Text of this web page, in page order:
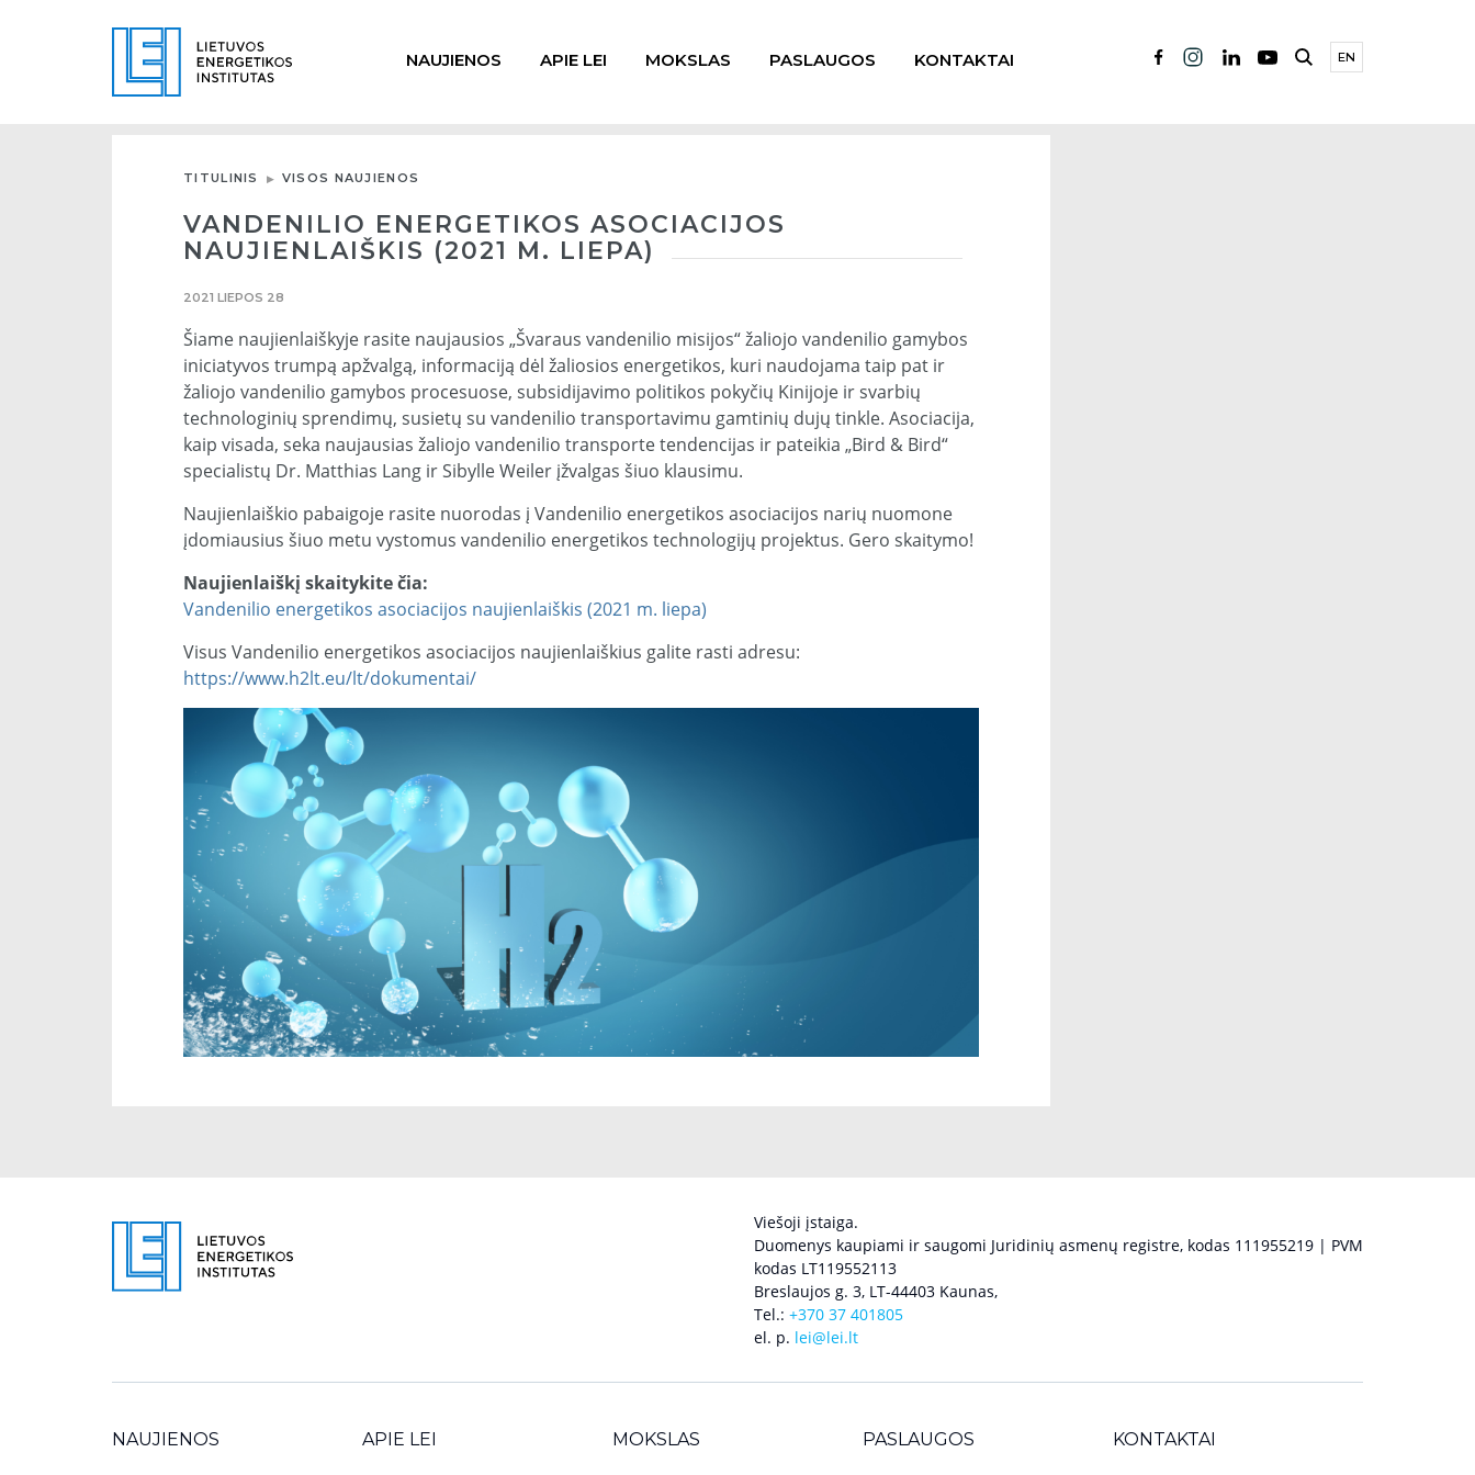
NAUJIENOS APIE LEI MOKSLAS PASLAUGOS KONTAKTAI EN
TITULINIS VISOS NAUJIENOS
VANDENILIO ENERGETIKOS ASOCIACIJOS
NAUJIENLAIŠKIS (2021 M. LIEPA)
2021 LIEPOS 28
Šiame naujienlaiškyje rasite naujausios „Švaraus vandenilio misijos“ žaliojo vandenilio gamybos
iniciatyvos trumpą apžvalgą, informaciją dėl žaliosios energetikos, kuri naudojama taip pat ir
žaliojo vandenilio gamybos procesuose, subsidijavimo politikos pokyčių Kinijoje ir svarbių
technologinių sprendimų, susietų su vandenilio transportavimu gamtinių dujų tinkle. Asociacija,
kaip visada, seka naujausias žaliojo vandenilio transporte tendencijas ir pateikia „Bird & Bird“
specialistų Dr. Matthias Lang ir Sibylle Weiler įžvalgas šiuo klausimu.
Naujienlaiškio pabaigoje rasite nuorodas į Vandenilio energetikos asociacijos narių nuomone
įdomiausius šiuo metu vystomus vandenilio energetikos technologijų projektus. Gero skaitymo!
Naujienlaiškį skaitykite čia:
Vandenilio energetikos asociacijos naujienlaiškis (2021 m. liepa)
Visus Vandenilio energetikos asociacijos naujienlaiškius galite rasti adresu:
https://www.h2lt.eu/lt/dokumentai/
Viešoji įstaiga.
Duomenys kaupiami ir saugomi Juridinių asmenų registre, kodas 111955219 | PVM
kodas LT119552113
Breslaujos g. 3, LT-44403 Kaunas,
Tel.: +370 37 401805
el. p. lei@lei.lt
NAUJIENOS
APIE LEI
MOKSLAS
PASLAUGOS
KONTAKTAI